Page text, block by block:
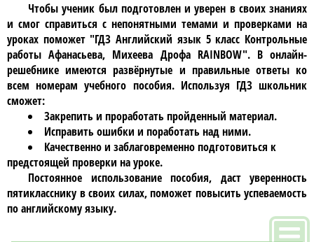
Чтобы ученик был подготовлен и уверен в своих знаниях
и смог справиться с непонятными темами и проверками на
уроках поможет "ГДЗ Английский язык 5 класс Контрольные
работы Афанасьева, Михеева Дрофа RAINBOW". Вонлайн-
решебнике имеются развёрнутые и правильные ответы ко
всем номерам учебного пособия. Используя ГДЗшкольник
сможет:
Закрепить и проработать пройденный материал.
Исправить ошибки и поработать над ними.
Качественно и заблаговременно подготовиться к
предстоящей проверки на уроке.
Постоянное использование пособия, даст уверенность
пятикласснику в своих силах, поможет повысить успеваемость
поанглийскому языку.